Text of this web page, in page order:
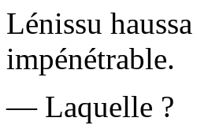
Lénissu
impénétrable.
— Laquelle ?